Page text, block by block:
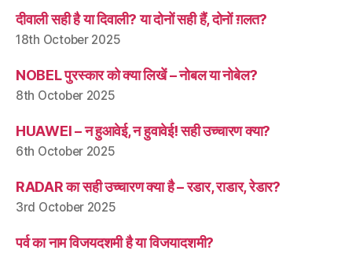
दीवाली सही है या दिवाली? या दोनों सही हैं, दोनों ग़लत?
18th October 2025
NOBEL पुरस्कार को क्या लिखें – नोबल या नोबेल?
8th October 2025
HUAWEI – न हुआवेई, न हुवावेई! सही उच्चारण क्या?
6th October 2025
RADAR का सही उच्चारण क्या है – रडार, राडार, रेडार?
3rd October 2025
पर्व का नाम विजयदशमी है या विजयादशमी?